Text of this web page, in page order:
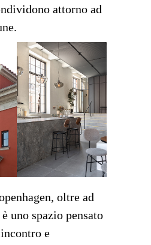
attorno ad
oltre ad
uno spazio pensato
e